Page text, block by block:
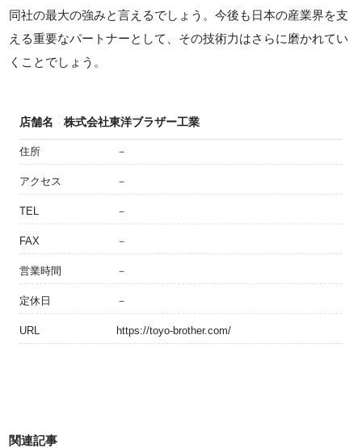
同社の最大の強みと言えるでしょう。今後も日本の産業界を支
える重要なパートナーとして、その技術力はさらに磨かれてい
くことでしょう。
店舗名 株式会社東洋ブラザー工業
住所 －
アクセス －
TEL －
FAX －
営業時間 －
定休日 －
URL https://toyo-brother.com/
関連記事